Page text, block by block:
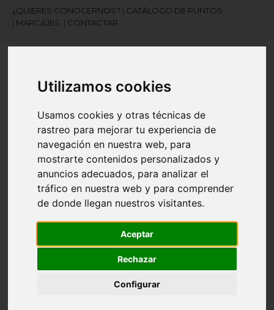
Utilizamos cookies
Usamos cookies y otras técnicas de
rastreo para mejorar tu experiencia de
navegación en nuestra web, para
mostrarte contenidos personalizados y
anuncios adecuados, para analizar el
tráfico en nuestra web y para comprender
de donde llegan nuestros visitantes.
Aceptar
Rechazar
Configurar
¿QUIERES CONOCERNOS?
CATÁLOGO DE PUNTOS
MARCAJES CONTACTAR
¿Necesitas ayuda?
945 121 003
Navegación
palanca
search
Artículos de Oficina Ecológico